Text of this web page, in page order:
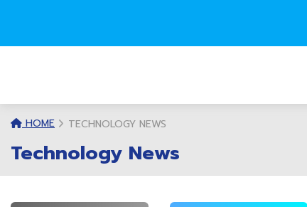
HOME TECHNOLOGY NEWS
Technology News